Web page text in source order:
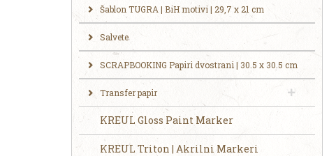
Šablon TUGRA | BiH motivi | 29,7 x 21 cm
Salvete
SCRAPBOOKING Papiri dvostrani | 30.5 x 30.5 cm
Transfer papir
KREUL Gloss Paint Marker
KREUL Triton | Akrilni Markeri